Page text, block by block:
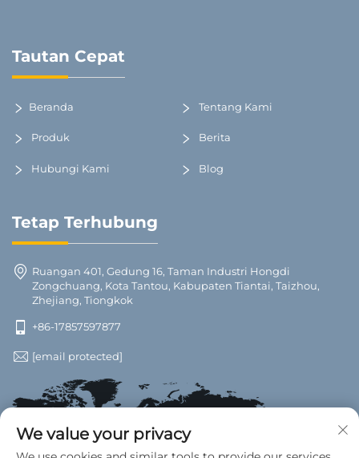
Tautan Cepat
Beranda Tentang Kami
Produk Berita
Hubungi Kami Blog
Tetap Terhubung
Ruangan 401, Gedung 16, Taman Industri Hongdi
Zongchuang, Kota Tantou, Kabupaten Tiantai, Taizhou,
Zhejiang, Tiongkok
+86-17857597877
[email protected]
We value your privacy